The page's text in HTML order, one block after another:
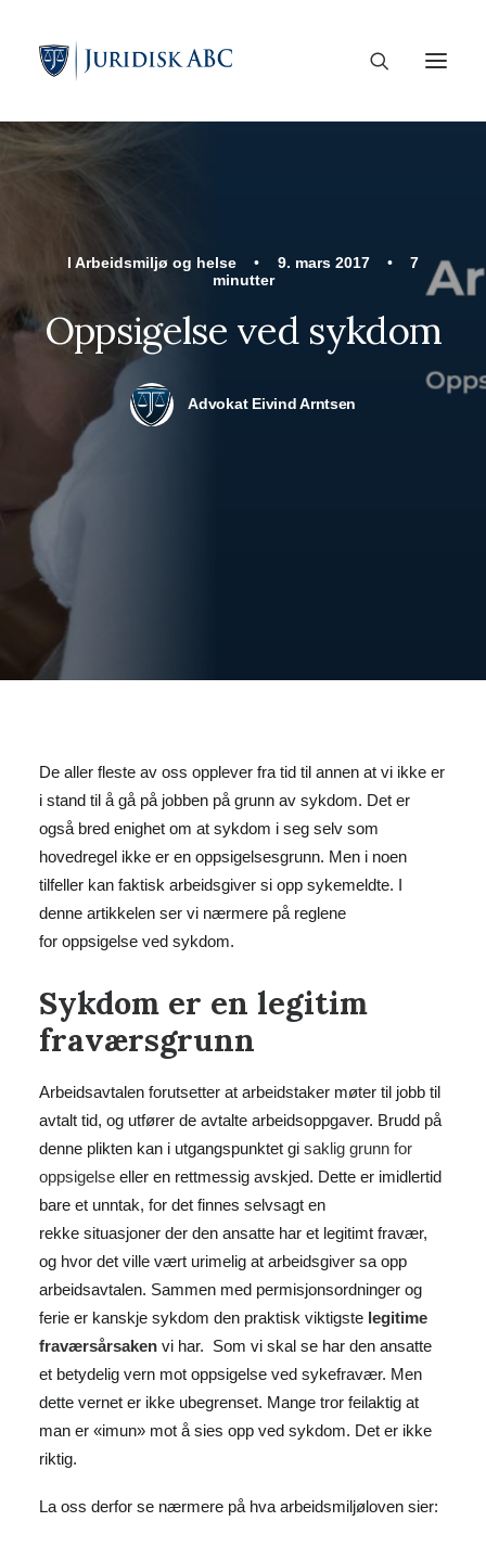
IArbeidsmiljø og helse • 9. mars 2017 •
7
minutter
Oppsigelse ved sykdom
Advokat Eivind Arntsen
De aller fleste av oss opplever fra tid til annen at vi ikke er
i stand til å gå på jobben på grunn av sykdom. Det er
også bred enighet om at sykdom i seg selv som
hovedregel ikke er en oppsigelsesgrunn. Men i noen
tilfeller kan faktisk arbeidsgiver si opp sykemeldte. I
denne artikkelen ser vi nærmere på reglene
for oppsigelse ved sykdom.
Sykdom er en legitim
fraværsgrunn
Arbeidsavtalen forutsetter at arbeidstaker møter til jobb til
avtalt tid, og utfører de avtalte arbeidsoppgaver. Brudd på
denne plikten kan i utgangspunktet gi saklig grunn for
oppsigelse eller en rettmessig avskjed. Dette er imidlertid
bare et unntak, for det finnes selvsagt en
rekke situasjoner der den ansatte har et legitimt fravær,
og hvor det ville vært urimelig at arbeidsgiver sa opp
arbeidsavtalen. Sammen med permisjonsordninger og
ferie er kanskje sykdom den praktisk viktigste legitime
fraværsårsaken vi har. Som vi skal se har den ansatte
et betydelig vern mot oppsigelse ved sykefravær. Men
dette vernet er ikke ubegrenset. Mange tror feilaktig at
man er «imun» mot å sies opp ved sykdom. Det er ikke
riktig.
La oss derfor se nærmere på hva arbeidsmiljøloven sier: